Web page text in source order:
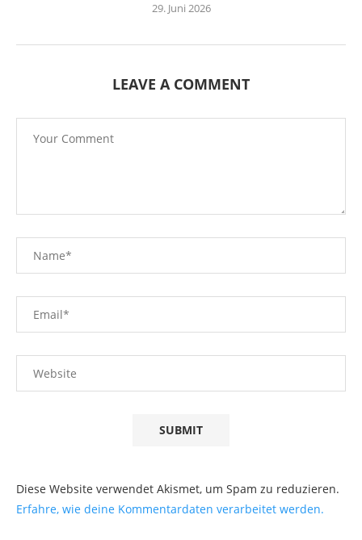
29. Juni 2026
LEAVE A COMMENT
Diese Website verwendet Akismet, um Spam zu reduzieren.
Erfahre, wie deine Kommentardaten verarbeitet werden.